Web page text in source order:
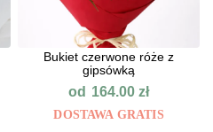
Bukiet czerwone róże z
gipsówką
od 164.00zł
DOSTAWA GRATIS